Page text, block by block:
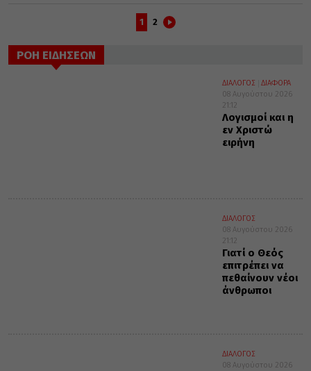
1 2
ΡΟΗ ΕΙΔΗΣΕΩΝ
ΔΙΑΛΟΓΟΣ
ΔΙΑΦΟΡΑ
08 Αυγούστου 2026
21:12
Λογισμοί και η
εν Χριστώ
ειρήνη
ΔΙΑΛΟΓΟΣ
08 Αυγούστου 2026
21:12
Γιατί ο Θεός
επιτρέπει να
πεθαίνουν νέοι
άνθρωποι
ΔΙΑΛΟΓΟΣ
08 Αυγούστου 2026